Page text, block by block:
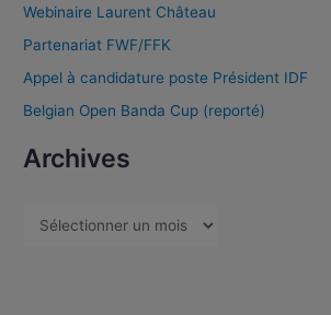
Webinaire Laurent Château
Partenariat FWF/FFK
Appel à candidature poste Président IDF
Belgian Open Banda Cup (reporté)
Archives